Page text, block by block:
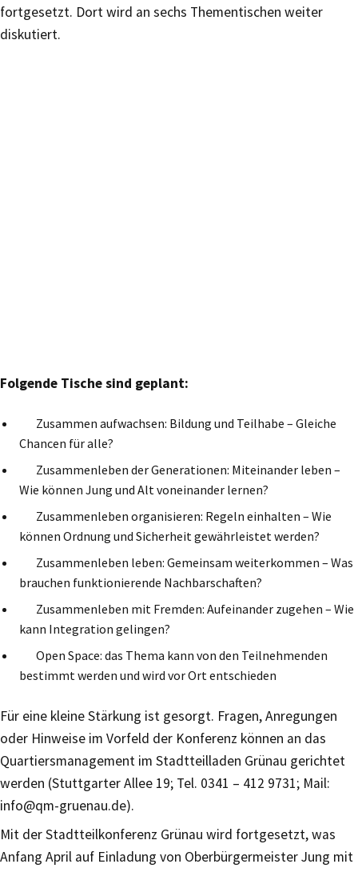
fortgesetzt. Dort wird an sechs Thementischen weiter
diskutiert.
Folgende Tische sind geplant:
Zusammen aufwachsen: Bildung und Teilhabe – Gleiche
Chancen für alle?
Zusammenleben der Generationen: Miteinander leben –
Wie können Jung und Alt voneinander lernen?
Zusammenleben organisieren: Regeln einhalten – Wie
können Ordnung und Sicherheit gewährleistet werden?
Zusammenleben leben: Gemeinsam weiterkommen – Was
brauchen funktionierende Nachbarschaften?
Zusammenleben mit Fremden: Aufeinander zugehen – Wie
kann Integration gelingen?
Open Space: das Thema kann von den Teilnehmenden
bestimmt werden und wird vor Ort entschieden
Für eine kleine Stärkung ist gesorgt. Fragen, Anregungen
oder Hinweise im Vorfeld der Konferenz können an das
Quartiersmanagement im Stadtteilladen Grünau gerichtet
werden (Stuttgarter Allee 19; Tel. 0341 – 412 9731; Mail:
info@qm-gruenau.de).
Mit der Stadtteilkonferenz Grünau wird fortgesetzt, was
Anfang April auf Einladung von Oberbürgermeister Jung mit